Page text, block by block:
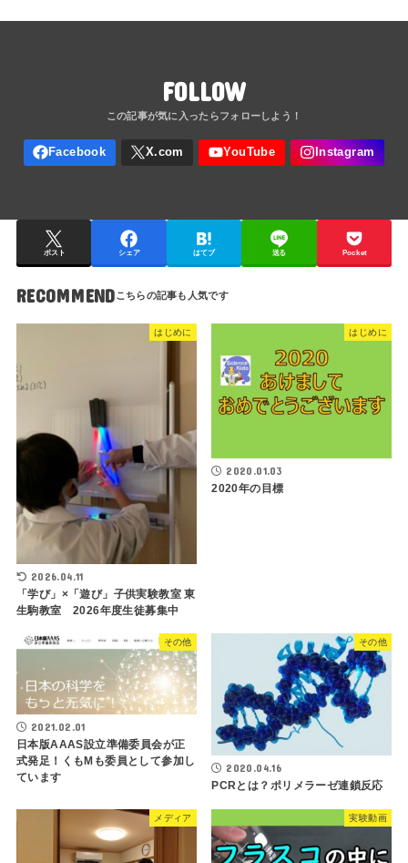
FOLLOW
ポスト シェア はてブ 送る Pocket
RECOMMEND
はじめに
2026.04.11
「学び」×「遊び」子供実験教室 東
生駒教室 2026年度生徒募集中
はじめに
2020.01.03
2020年の目標
その他
2021.02.01
日本版AAAS設立準備委員会が正
式発足！くもMも委員として参加し
ています
その他
2020.04.16
PCRとは？ポリメラーゼ連鎖反応
メディア 実験動画